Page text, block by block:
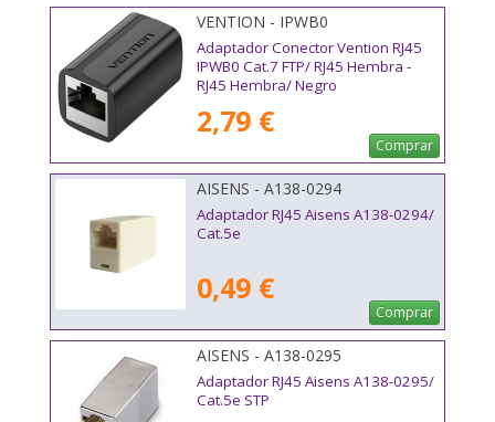
VENTION - IPWB0
Adaptador Conector Vention RJ45
IPWB0 Cat.7 FTP/ RJ45 Hembra -
RJ45 Hembra/ Negro
2,79 €
Comprar
AISENS - A138-0294
Adaptador RJ45 Aisens A138-0294/
Cat.5e
0,49 €
Comprar
AISENS - A138-0295
Adaptador RJ45 Aisens A138-0295/
Cat.5e STP